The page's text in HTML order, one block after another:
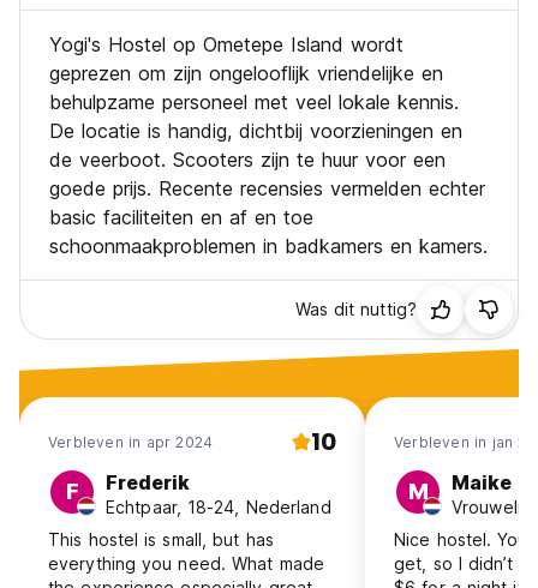
Yogi's Hostel op Ometepe Island wordt
geprezen om zijn ongelooflijk vriendelijke en
behulpzame personeel met veel lokale kennis.
De locatie is handig, dichtbij voorzieningen en
de veerboot. Scooters zijn te huur voor een
goede prijs. Recente recensies vermelden echter
basic faciliteiten en af en toe
schoonmaakproblemen in badkamers en kamers.
Was dit nuttig?
Verbleven in apr 2024 10
F Frederik
Echtpaar, 18-24, Nederland
This hostel is small, but has
everything you need. What made
Verbleven in jan
M Maike
Nice hostel. You
get, so I didn’t